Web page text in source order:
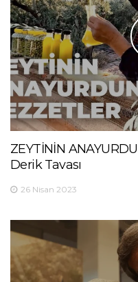
ZEYTİNİN
Derik Tavası
26 Nisan 2023